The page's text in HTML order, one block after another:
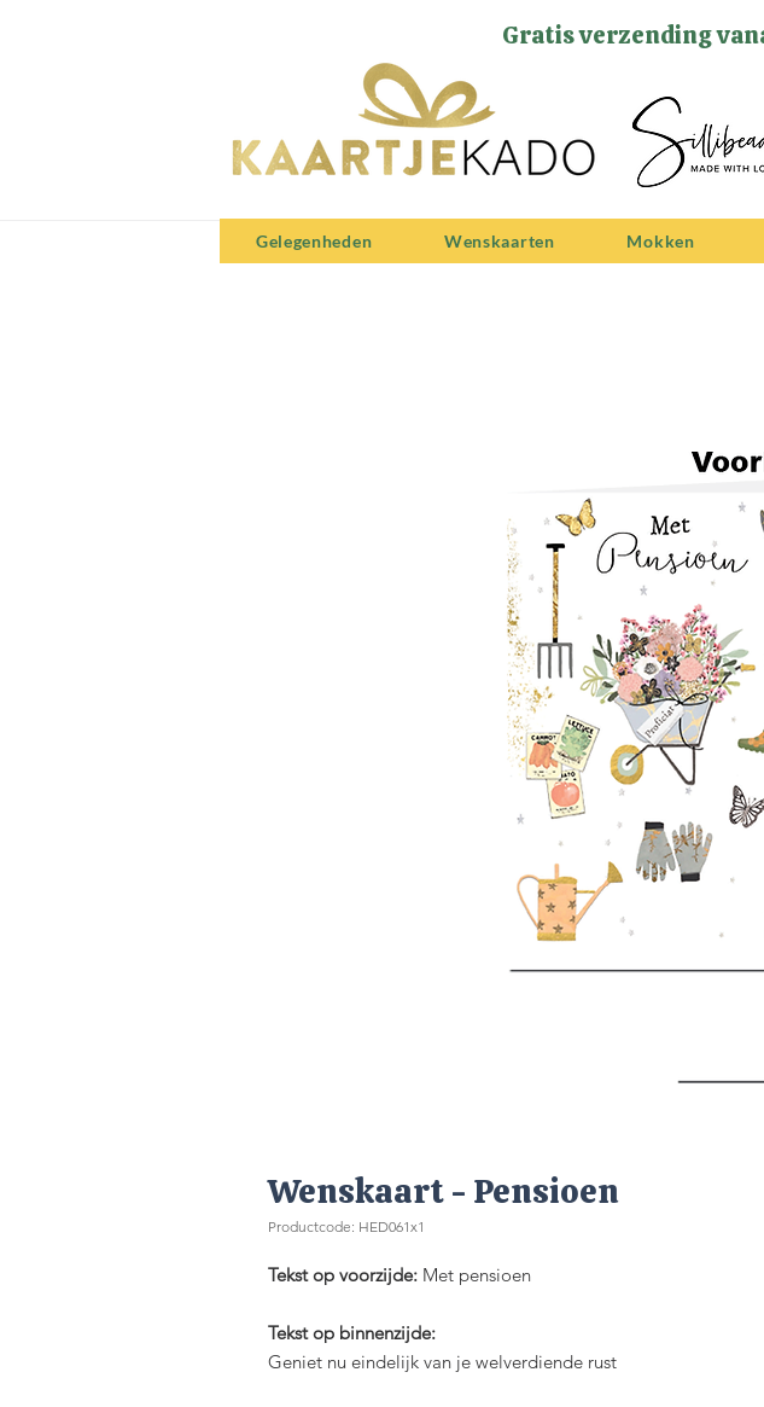
Gratis verzending
Gelegenheden Wenskaarten Mokken
Wenskaart - Pensioen
Productcode: HED061x1
Tekst op voorzijde: Met pensioen
Tekst op binnenzijde:
Geniet nu eindelijk van je welverdiende rust